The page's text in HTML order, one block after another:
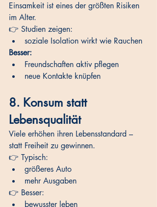
Einsamkeit ist eines der größten Risiken
im Alter.
👉 Studien zeigen:
soziale Isolation wirkt wie Rauchen
Besser:
Freundschaften aktiv pflegen
neue Kontakte knüpfen
8. Konsum statt
Lebensqualität
Viele erhöhen ihren Lebensstandard –
statt Freiheit zu gewinnen.
👉 Typisch:
größeres Auto
mehr Ausgaben
👉 Besser:
bewusster leben